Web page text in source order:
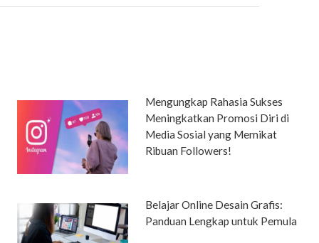
Mengungkap Rahasia Sukses
Meningkatkan Promosi Diri di
Media Sosial yang Memikat
Ribuan Followers!
Belajar Online Desain Grafis:
Panduan Lengkap untuk Pemula